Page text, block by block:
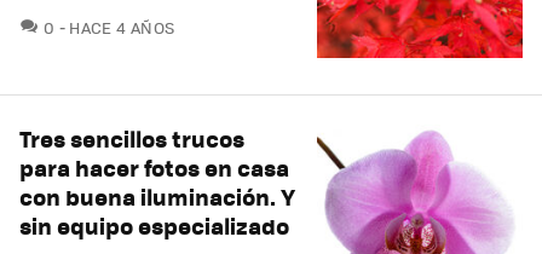
0 COMENTARIOS
HACE 4 AÑOS
Tres sencillos trucos
para hacer fotos en casa
con buena iluminación. Y
sin equipo especializado